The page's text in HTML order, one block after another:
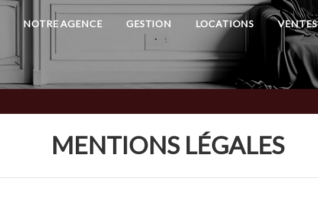
NOTRE AGENCE GESTION LOCATIONS VENTES
MENTIONS LÉGALES